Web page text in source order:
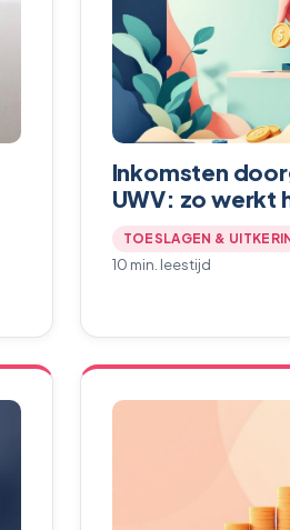
Inkomsten
UWV: zo werkt
TOESLAGEN &
10 min. leestijd